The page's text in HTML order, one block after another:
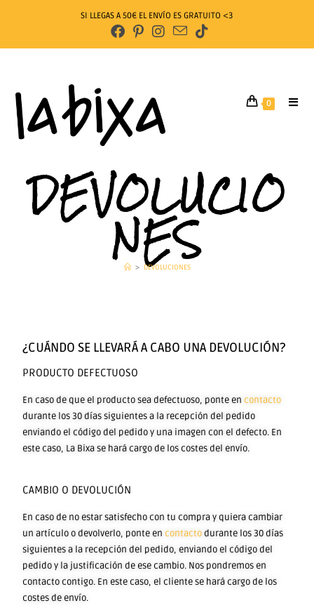
SI LLEGAS A 50€ EL ENVÍO ES GRATUITO <3
0
DEVOLUCIO
NES
> DEVOLUCIONES
¿CUÁNDO SE LLEVARÁ A CABO UNA DEVOLUCIÓN?
PRODUCTO DEFECTUOSO
En caso de que el producto sea defectuoso, ponte en contacto
durante los 30 días siguientes a la recepción del pedido
enviando el código del pedido y una imagen con el defecto. En
este caso, La Bixa se hará cargo de los costes del envío.
CAMBIO O DEVOLUCIÓN
En caso de no estar satisfecho con tu compra y quiera cambiar
un artículo o devolverlo, ponte en contactodurante los 30 días
siguientes a la recepción del pedido, enviando el código del
pedido y la justificación de ese cambio. Nos pondremos en
contacto contigo. En este caso, el cliente se hará cargo de los
costes de envío.